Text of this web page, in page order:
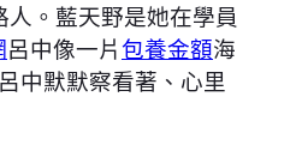
。藍天野是她在學員
呂中像一片包養金額海
中默默察看著、心里